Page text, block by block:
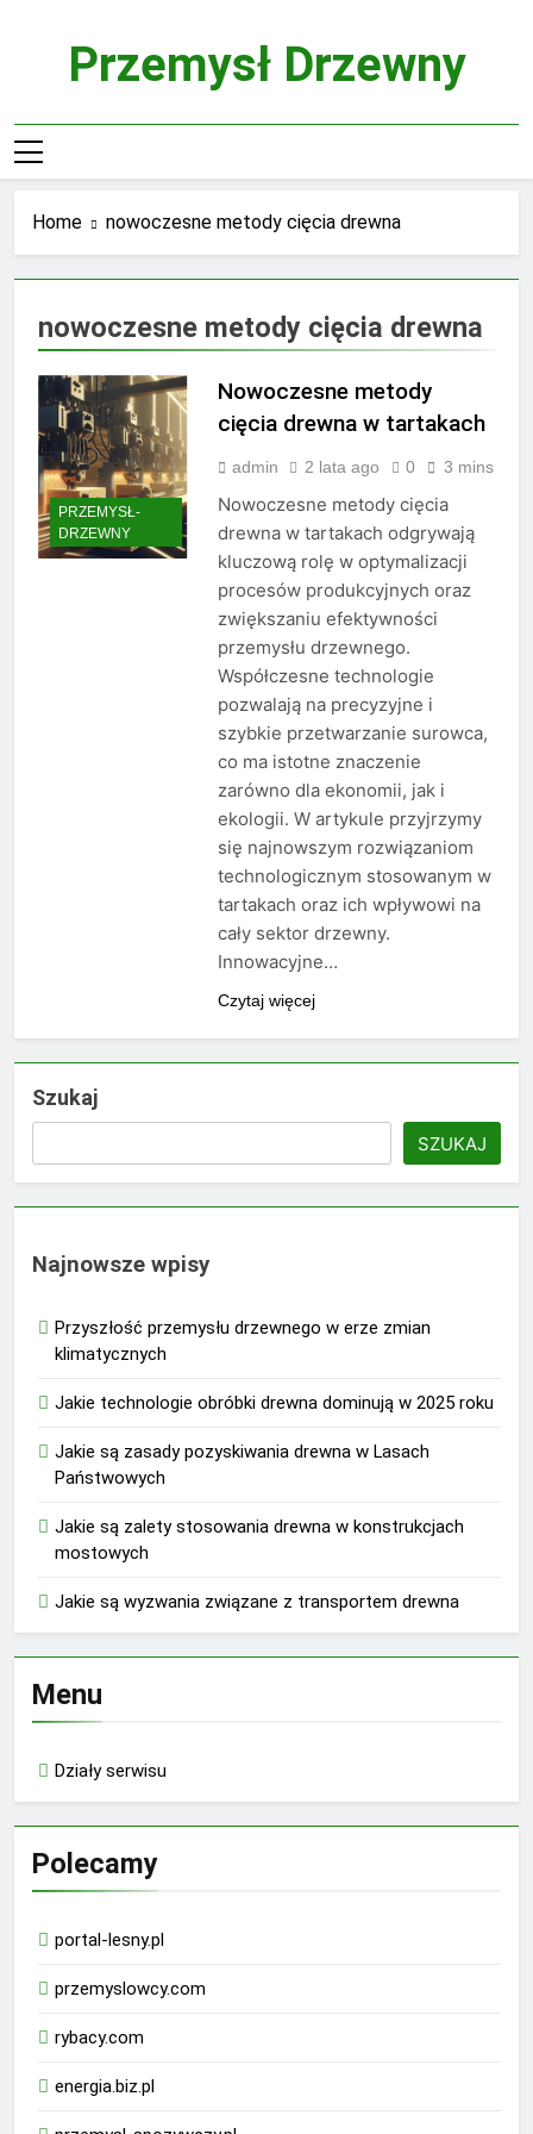
Przemysł Drzewny
Home nowoczesne metody cięcia drewna
nowoczesne metody cięcia drewna
PRZEMYSŁ-
DRZEWNY
Nowoczesne metody
cięcia drewna w tartakach
admin 2 lata ago 0 3 mins
Nowoczesne metody cięcia
drewna w tartakach odgrywają
kluczową rolę w optymalizacji
procesów produkcyjnych oraz
zwiększaniu efektywności
przemysłu drzewnego.
Współczesne technologie
pozwalają na precyzyjne i
szybkie przetwarzanie surowca,
co ma istotne znaczenie
zarówno dla ekonomii, jak i
ekologii. W artykule przyjrzymy
się najnowszym rozwiązaniom
technologicznym stosowanym w
tartakach oraz ich wpływowi na
cały sektor drzewny.
Innowacyjne…
Czytaj więcej
Szukaj
SZUKAJ
Najnowsze wpisy
Przyszłość przemysłu drzewnego w erze zmian
klimatycznych
Jakie technologie obróbki drewna dominują w 2025 roku
Jakie są zasady pozyskiwania drewna w Lasach
Państwowych
Jakie są zalety stosowania drewna w konstrukcjach
mostowych
Jakie są wyzwania związane z transportem drewna
Menu
Działy serwisu
Polecamy
portal-lesny.pl
przemyslowcy.com
rybacy.com
energia.biz.pl